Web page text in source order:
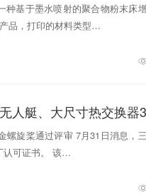
种基于墨水喷射的聚合物粉末床
品，打印的材料类型…
旋桨通过评审 7月31日消息，
认可证书。 该…